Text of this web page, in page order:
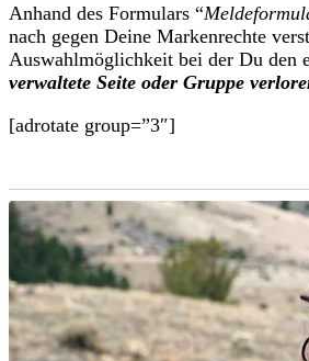
Anhand des Formulars “
nach gegen Deine Markenrechte
Auswahlmöglichkeit bei der Du den
verwaltete Seite oder Gruppe
[adrotate group=”3″]